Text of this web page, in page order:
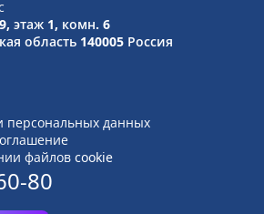
этаж 1, комн. 6
область 140005 Россия
персональных данных
файлов cookie
80